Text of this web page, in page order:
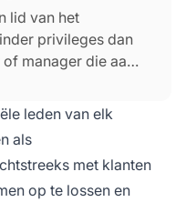
lid van het
privileges dan
manager die aan
de agentrol die
op te lossen en
tot
kleine
leden van elk
als
met klanten
op te lossen en